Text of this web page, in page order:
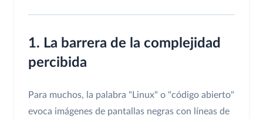
1. La barrera de la complejidad
percibida
Para muchos, la palabra "Linux" o "código abierto"
evoca imágenes de pantallas negras con líneas de